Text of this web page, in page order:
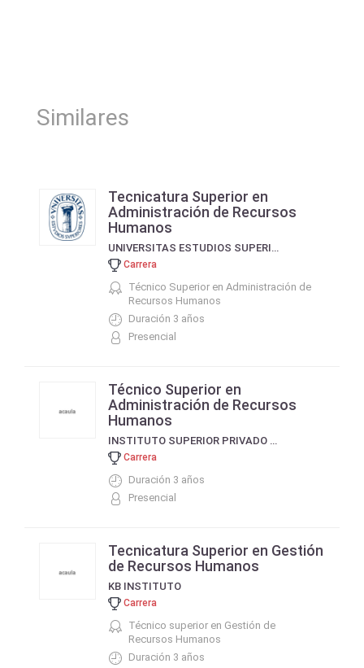
Similares
Tecnicatura Superior en
Administración de Recursos
Humanos
UNIVERSITAS ESTUDIOS SUPERIORES
Carrera
Técnico Superior en Administración de
Recursos Humanos
Duración 3 años
Presencial
Técnico Superior en
Administración de Recursos
Humanos
INSTITUTO SUPERIOR PRIVADO DE CAPACITACION EMPRESARIAL (D 123) - PARANA
Carrera
Duración 3 años
Presencial
Tecnicatura Superior en Gestión
de Recursos Humanos
KB INSTITUTO
Carrera
Técnico superior en Gestión de
Recursos Humanos
Duración 3 años